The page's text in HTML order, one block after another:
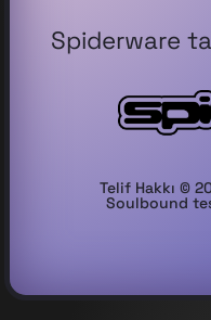
Spiderware
Telif Hakkı ©
Soulbound